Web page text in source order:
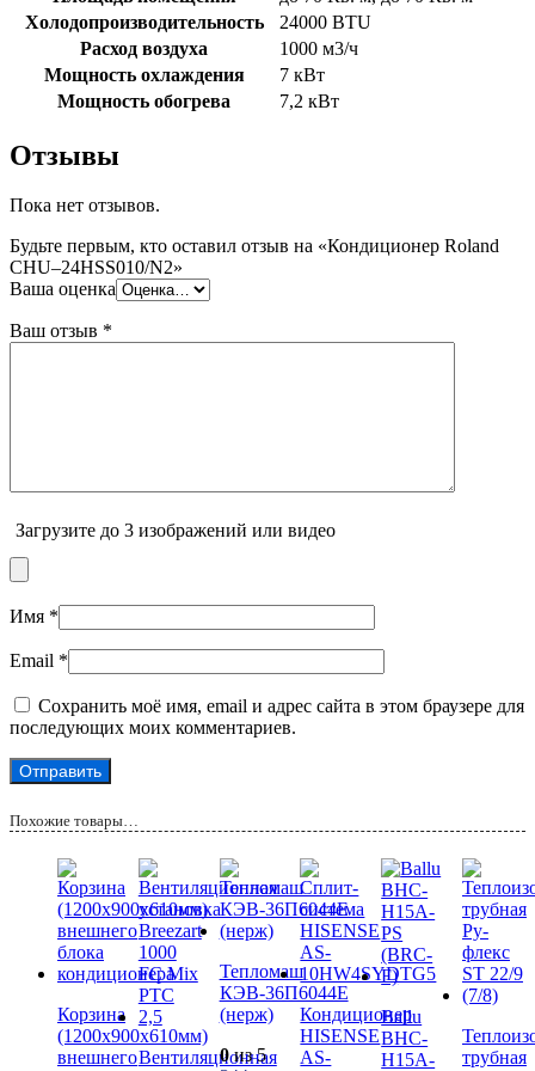
Холодопроизводительность
24000 BTU
Расход воздуха
1000 м3/ч
Мощность охлаждения
7 кВт
Мощность обогрева
7,2 кВт
Отзывы
Пока нет отзывов.
Будьте первым, кто оставил отзыв на «Кондиционер Roland
CHU–24HSS010/N2»
Ваша оценка
Ваш отзыв *
Загрузите до 3 изображений или видео
Имя *
Email *
Сохранить моё имя, email и адрес сайта в этом браузере для
последующих моих комментариев.
Похожие товары…
Корзина
(1200x900x610мм)
внешнегоВентиляционная
Тепломаш
КЭВ-36П6044Е
(нерж)
0из 5
Кондиционер
HISENSE
AS-
Ballu
BHC-
H15A-
трубная